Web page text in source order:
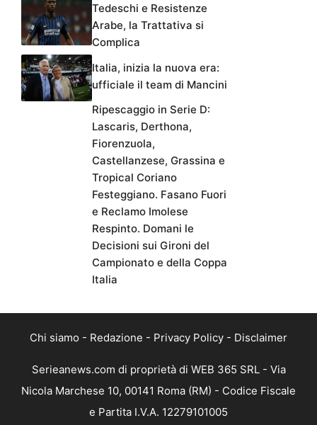
Tedeschi e Resistenze
Arabe, la Trattativa si
Complica
Italia, inizia la nuova era:
ufficiale il team di Mancini
Ripescaggio in Serie D:
Lascaris, Derthona,
Fiorenzuola,
Castellanzese, Grassina e
Tropical Coriano
Festeggiano. Fasano Fuori
e Reclamo Imolese
Respinto. Domani le
Decisioni sui Gironi del
Campionato e della Coppa
Italia
Chi siamo - Redazione - Privacy Policy - Disclaimer
Serieanews.com di proprietà di WEB 365 SRL - Via
Nicola Marchese 10, 00141 Roma (RM) - Codice Fiscale
e Partita I.V.A. 12279101005